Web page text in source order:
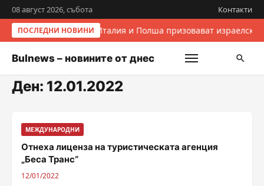
08 август 2026, събота Контакти
ПОСЛЕДНИ НОВИНИ Италия и Полша призовават
Bulnews – новините от днес
Ден: 12.01.2022
МЕЖДУНАРОДНИ
Отнеха лиценза на туристическата агенция
„Беса Транс“
12/01/2022